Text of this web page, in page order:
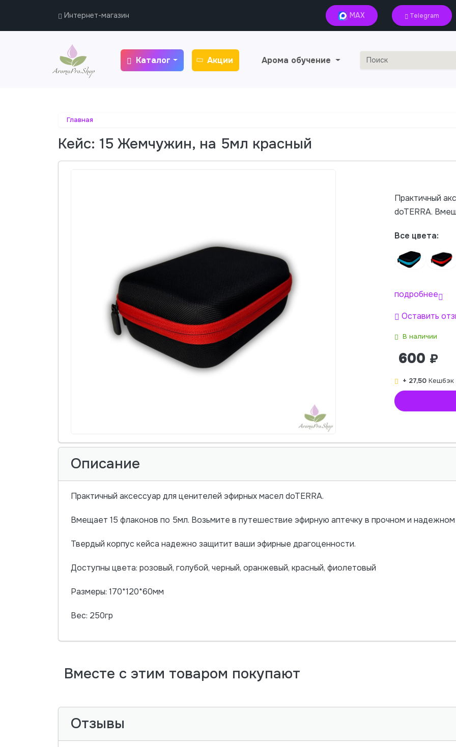
Интернет-магазин MAX Telegram
Каталог Акции Арома обучение
Главная
Кейс: 15 Жемчужин, на 5мл красный
Практичный
doTERRA.
Все цвета:
подробнее
Оставить
В наличии
600 ₽
+ 27,50 Кешбэк
Описание
Практичный аксессуар для ценителей эфирных масел doTERRA.
Вмещает 15 флаконов по 5мл. Возьмите в путешествие эфирную аптечку в прочном и надежном
Твердый корпус кейса надежно защитит ваши эфирные драгоценности.
Доступны цвета: розовый, голубой, черный, оранжевый, красный, фиолетовый
Размеры: 170*120*60мм
Вес: 250гр
Вместе с этим товаром покупают
Отзывы